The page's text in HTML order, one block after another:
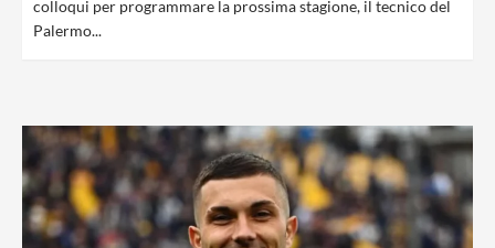
colloqui per programmare la prossima stagione, il tecnico del
Palermo...